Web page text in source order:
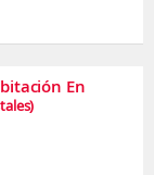
En